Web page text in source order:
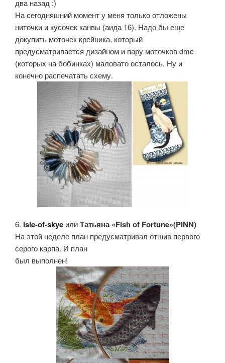
два назад :)
На сегодняшний момент у меня только отложены
ниточки и кусочек канвы (аида 16). Надо бы еще
докупить моточек крейника, который
предусматривается дизайном и пару моточков dmc
(которых на бобинках) маловато осталось. Ну и
конечно распечатать схему.
6. isle-of-skye илиТатьяна «Fish of Fortune»(PINN)
На этой неделе план предусматривал отшив первого
серого карпа. И план
был выполнен!